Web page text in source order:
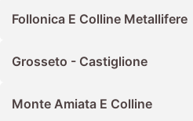
Follonica E Colline Metallifere
Grosseto - Castiglione
Monte Amiata E Colline